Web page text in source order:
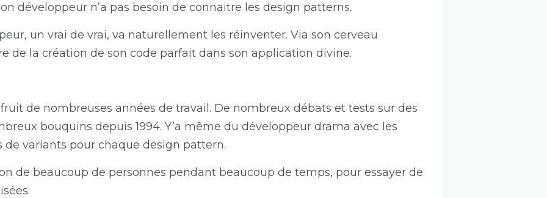
développeur n’a pas besoin de connaitre les design patterns.
un vrai de vrai, va naturellement les réinventer. Via son cerveau
de la création de son code parfait dans son application divine.
de nombreuses années de travail. De nombreux débats et tests sur des
bouquins depuis 1994. Y’a même du développeur drama avec les
variants pour chaque design pattern.
de beaucoup de personnes pendant beaucoup de temps, pour essayer de